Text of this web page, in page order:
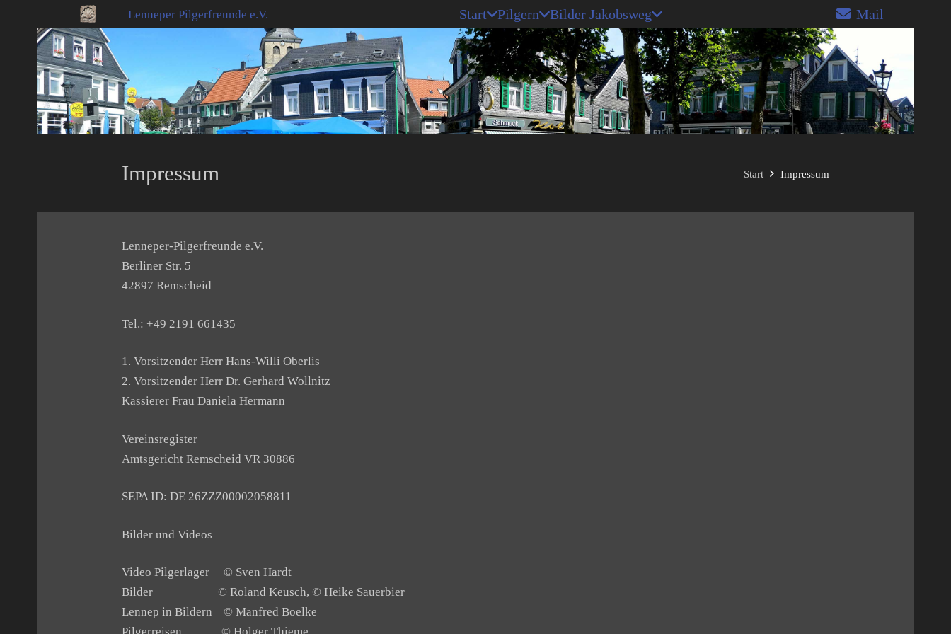
Lenneper Pilgerfreunde e.V. Start Pilgern Bilder Jakobsweg Mail
Impressum Start Impressum
Lenneper-Pilgerfreunde e.V.
Berliner Str. 5
42897 Remscheid
Tel.: +49 2191 661435
1. Vorsitzender Herr Hans-Willi Oberlis
2. Vorsitzender Herr Dr. Gerhard Wollnitz
Kassierer Frau Daniela Hermann
Vereinsregister
Amtsgericht Remscheid VR 30886
SEPA ID: DE 26ZZZ00002058811
Bilder und Videos
Video Pilgerlager © Sven Hardt
Bilder © Roland Keusch, © Heike Sauerbier
Lennep in Bildern © Manfred Boelke